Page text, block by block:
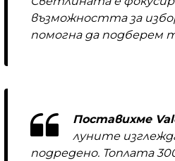
възможността за
помогна да подберем
Поставихме
луните
подредено. Топлата